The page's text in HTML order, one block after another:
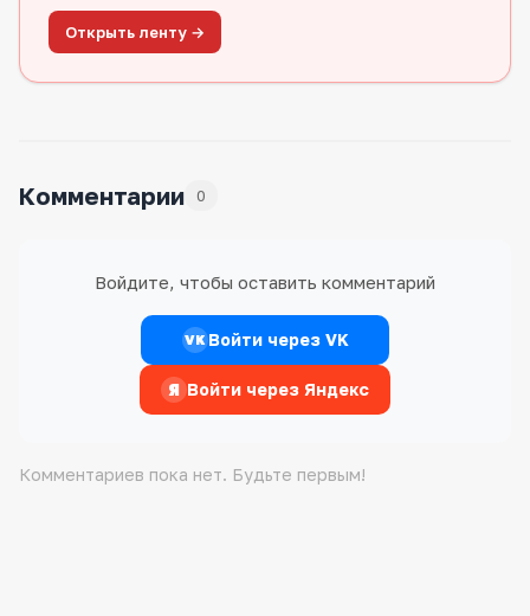
Открыть ленту →
Комментарии 0
Войдите, чтобы оставить комментарий
VKВойти через VK
Я Войти через Яндекс
Комментариев пока нет. Будьте первым!